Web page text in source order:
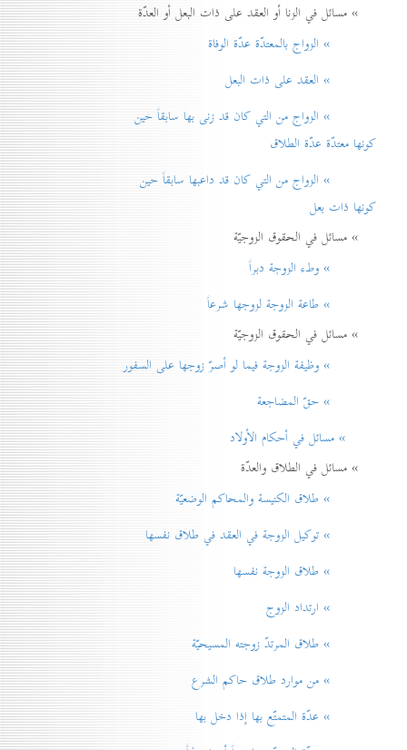
» مسائل في الزنا أو العقد على ذات البعل أو العدّة
» الزواج بالمعتدّة عدّة الوفاة
» العقد على ذات البعل
» الزواج من التي كان قد زنی بها سابقاً حين
كونها معتدّة عدّة الطلاق
» الزواج من التي كان قد داعبها سابقاً حين
كونها ذات بعل
» مسائل في الحقوق الزوجيّة
» وطء الزوجة دبراً
» طاعة الزوجة لزوجها شرعاً
» مسائل في الحقوق الزوجيّة
» وظيفة الزوجة فيما لو أصرّ زوجها على السفور
» حقّ المضاجعة
» مسائل في أحكام الأولاد
» مسائل في الطلاق والعدّة
» طلاق الكنيسة والمحاكم الوضعيّة
» توكيل الزوجة في العقد في طلاق نفسها
» طلاق الزوجة نفسها
» ارتداد الزوج
» طلاق المرتدّ زوجته المسيحيّة
» من موارد طلاق حاكم الشرع
» عدّة المتمتّع بها إذا دخل بها